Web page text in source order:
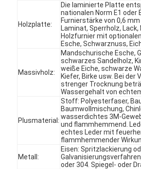
Zu Hause
Videos
Holzplatte:
Die laminierte Platte
nationalen Norm E1 oder
Furnierstärke von 0,6 mm
Laminat, Sperrholz, Lack,
Holzfurnier mit
Esche, Schwarznuss,
Massivholz:
Mandschurische Esche,
schwarzes Sandelholz,
weiße Eiche, schwarze
Kiefer, Birke usw. Bei der
strenger Trocknung
Wassergehalt von
Plusmaterial:
Stoff: Polyesterfaser,
Baumwollmischung,
wasserdichtes 3M-
und flammhemmend.
echtes Leder mit
flammhemmender
Metall:
Eisen: Spritzlackierung
oder 304. Spiegel- oder